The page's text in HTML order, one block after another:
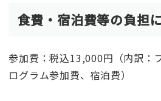
食費・宿泊費等の負担
参加費：税込13,000円（内訳：
ログラム参加費、宿泊費）